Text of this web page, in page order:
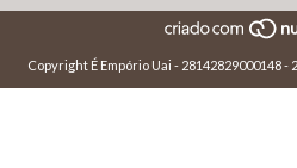
Copyright É Empório Uai - 28142829000148